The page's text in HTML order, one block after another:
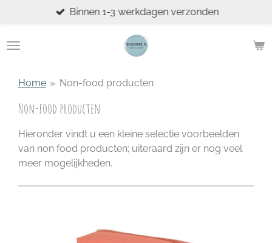
naar
Binnen 1-3 werkdagen verzonden
Home » Non-food producten
Non-food producten
Hieronder vindt u een kleine selectie voorbeelden
van non food producten; uiteraard zijn er nog veel
meer mogelijkheden.